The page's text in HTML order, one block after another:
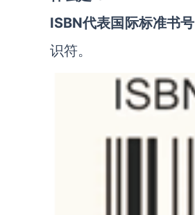
ISBN代表国际标准书号
识符。